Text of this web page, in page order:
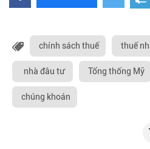
chính sách thuế thuế
nhà đâu tư Tổng thống Mỹ
chúng khoán